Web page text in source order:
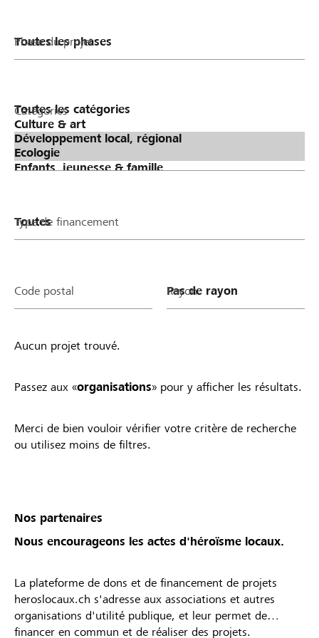
Phase du projet
Catégories
Type de financement
Code postal Rayon
Aucun projet trouvé.
Passez aux «organisations» pour y afficher les résultats.
Merci de bien vouloir vérifier votre critère de recherche
ou utilisez moins de filtres.
Nos partenaires
Nous encourageons les actes d'héroïsme locaux.
La plateforme de dons et de financement de projets
heroslocaux.ch s'adresse aux associations et autres
organisations d'utilité publique, et leur permet de
financer en commun et de réaliser des projets.